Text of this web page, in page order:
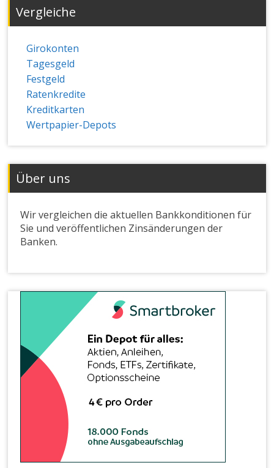
Vergleiche
Girokonten
Tagesgeld
Festgeld
Ratenkredite
Kreditkarten
Wertpapier-Depots
Über uns
Wir vergleichen die aktuellen Bankkonditionen für
Sie und veröffentlichen Zinsänderungen der
Banken.